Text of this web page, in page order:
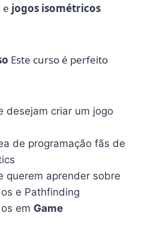
e jogos isométricos
Este curso é perfeito
desejam criar um jogo
de programação fãs de
querem aprender sobre
e Pathfinding
em Game